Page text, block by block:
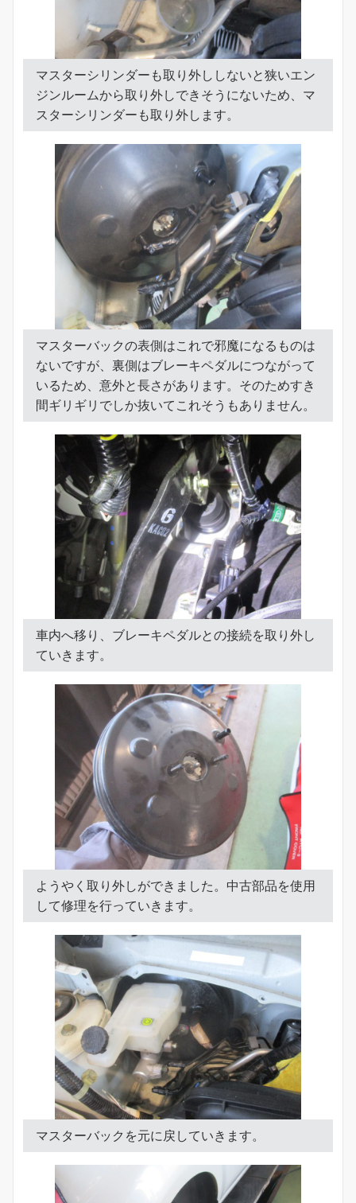
マスターシリンダーも取り外ししないと狭いエン
ジンルームから取り外しできそうにないため、マ
スターシリンダーも取り外します。
マスターバックの表側はこれで邪魔になるものは
ないですが、裏側はブレーキペダルにつながって
いるため、意外と長さがあります。そのためすき
間ギリギリでしか抜いてこれそうもありません。
車内へ移り、ブレーキペダルとの接続を取り外し
ていきます。
ようやく取り外しができました。中古部品を使用
して修理を行っていきます。
マスターバックを元に戻していきます。